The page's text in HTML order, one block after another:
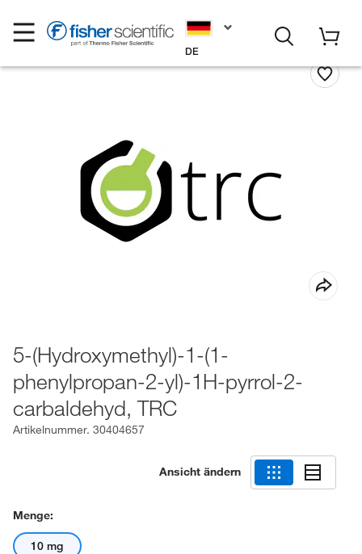
DE
5-(Hydroxymethyl)-1-(1-
phenylpropan-2-yl)-1H-pyrrol-2-
carbaldehyd, TRC
Artikelnummer. 30404657
Ansicht ändern
Menge:
10 mg